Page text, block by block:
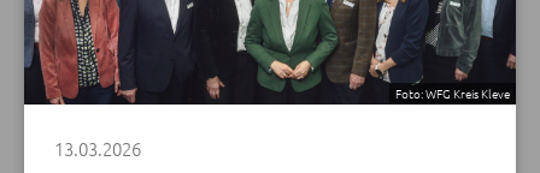
Foto: WFG Kreis Kleve
MEHR
13.03.2026